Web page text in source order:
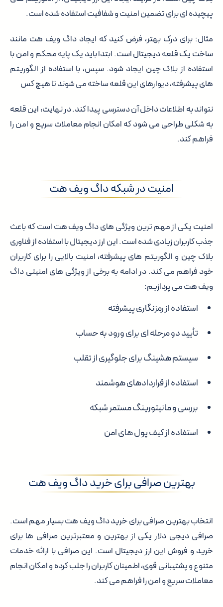
پیچیده ای برای تضمین امنیت و شفافیت استفاده شده است.
مثال: برای درک بهتر، فرض کنید که ایجاد داگ ویف هت مانند
ساخت یک قلعه دیجیتال است. ابتدا باید یک پایه محکم و امن با
استفاده از بلاک چین ایجاد شود. سپس، با استفاده از الگوریتم
های پیشرفته، دیوارهای این قلعه ساخته می شوند تا هیچ کس
نتواند به اطلاعات داخل آن دسترسی پیدا کند. در نهایت، این قلعه
به شکلی طراحی می شود که امکان انجام معاملات سریع و امن را
فراهم کند.
امنیت در شبکه داگ ویف هت
امنیت یکی از مهم ترین ویژگی های داگ ویف هت است که باعث
جذب کاربران زیادی شده است. این ارز دیجیتال با استفاده از فناوری
بلاک چین و الگوریتم های پیشرفته، امنیت بالایی را برای کاربران
خود فراهم می کند. در ادامه به برخی از ویژگی های امنیتی داگ
ویف هت می پردازیم:
استفاده از رمزنگاری پیشرفته
تأیید دو مرحله ای برای ورود به حساب
سیستم هشینگ برای جلوگیری از تقلب
استفاده از قراردادهای هوشمند
بررسی و مانیتورینگ مستمر شبکه
استفاده از کیف پول های امن
بهترین صرافی برای خرید داگ ویف هت
انتخاب بهترین صرافی برای خرید داگ ویف هت بسیار مهم است.
صرافی دیجی دلار یکی از بهترین و معتبرترین صرافی ها برای
خرید و فروش این ارز دیجیتال است. این صرافی با ارائه خدمات
متنوع و پشتیبانی قوی، اطمینان کاربران را جلب کرده و امکان انجام
معاملات سریع و امن را فراهم می کند.